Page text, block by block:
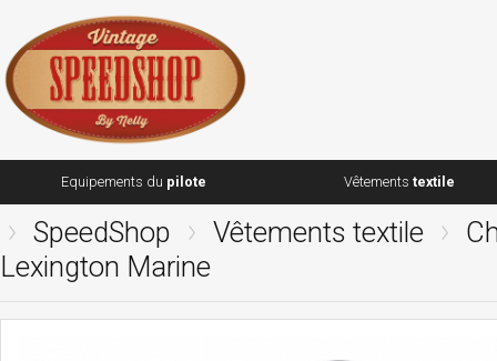
Equipements du pilote Vêtements textile
SpeedShop Vêtements textile
Lexington Marine